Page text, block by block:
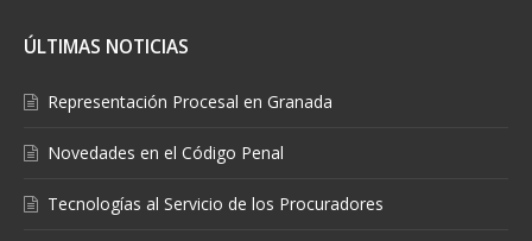
ÚLTIMAS NOTICIAS
Representación Procesal en Granada
Novedades en el Código Penal
Tecnologías al Servicio de los Procuradores